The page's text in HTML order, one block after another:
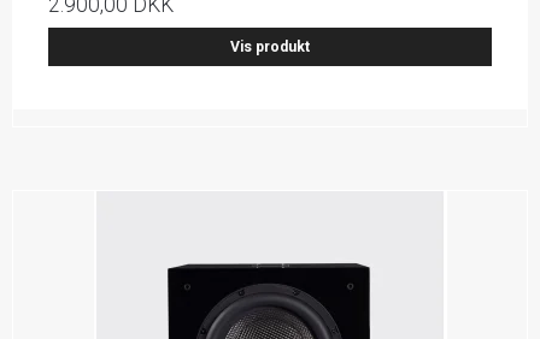
Vis produkt